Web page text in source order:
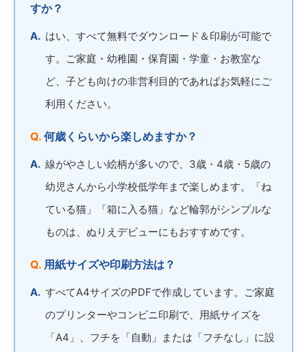
すか？
はい、すべて無料でダウンロード＆印刷が可能で
す。ご家庭・幼稚園・保育園・学童・お教室な
ど、子ども向けの非営利目的であればお気軽にご
利用ください。
何歳くらいから楽しめますか？
線がやさしい絵柄が多いので、3歳・4歳・5歳の
幼児さんから小学校低学年まで楽しめます。「ね
ている猫」「箱に入る猫」など輪郭がシンプルな
ものは、ぬりえデビューにもおすすめです。
用紙サイズや印刷方法は？
すべてA4サイズのPDFで作成しています。ご家庭
のプリンターやコンビニ印刷で、用紙サイズを
「A4」、フチを「自動」または「フチなし」に設